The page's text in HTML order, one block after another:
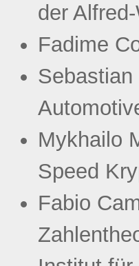
der
Fadime
Mykhailo
Speed
Fabio